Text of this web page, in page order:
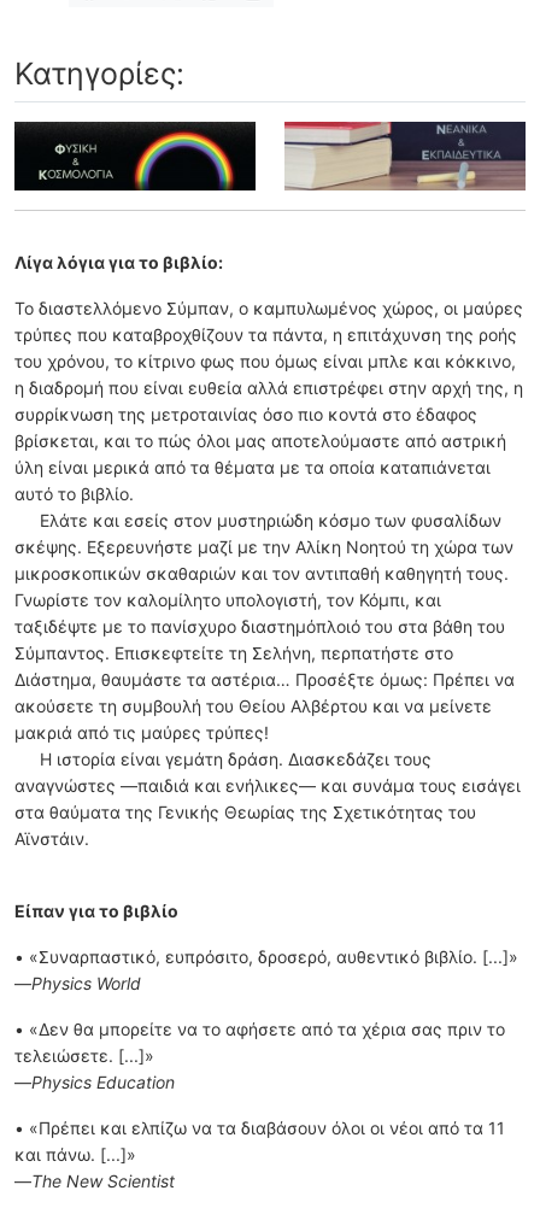
Κατηγορίες:
Λίγα λόγια για το βιβλίο:
Το διαστελλόµενο Σύµπαν, ο καµπυλωµένος χώρος, οι µαύρες
τρύπες που καταβροχθίζουν τα πάντα, η επιτάχυνση της ροής
του χρόνου, το κίτρινο φως που όµως είναι µπλε και κόκκινο,
η διαδροµή που είναι ευθεία αλλά επιστρέφει στην αρχή της, η
συρρίκνωση της µετροταινίας όσο πιο κοντά στο έδαφος
βρίσκεται, και το πώς όλοι µας αποτελούµαστε από αστρική
ύλη είναι µερικά από τα θέµατα µε τα οποία καταπιάνεται
αυτό το βιβλίο.
Ελάτε και εσείς στον µυστηριώδη κόσµο των φυσαλίδων
σκέψης. Εξερευνήστε µαζί µε την Αλίκη Νοητού τη χώρα των
µικροσκοπικών σκαθαριών και τον αντιπαθή καθηγητή τους.
Γνωρίστε τον καλοµίλητο υπολογιστή, τον Κόµπι, και
ταξιδέψτε µε το πανίσχυρο διαστηµόπλοιό του στα βάθη του
Σύµπαντος. Επισκεφτείτε τη Σελήνη, περπατήστε στο
Διάστηµα, θαυµάστε τα αστέρια… Προσέξτε όµως: Πρέπει να
ακούσετε τη συµβουλή του Θείου Αλβέρτου και να µείνετε
µακριά από τις µαύρες τρύπες!
Η ιστορία είναι γεµάτη δράση. Διασκεδάζει τους
αναγνώστες —παιδιά και ενήλικες— και συνάµα τους εισάγει
στα θαύµατα της Γενικής Θεωρίας της Σχετικότητας του
Αϊνστάιν.
Είπαν για το βιβλίο
• «Συναρπαστικό, ευπρόσιτο, δροσερό, αυθεντικό βιβλίο. [...]»
—Physics World
• «Δεν θα µπορείτε να το αφήσετε από τα χέρια σας πριν το
τελειώσετε. [...]»
—Physics Education
• «Πρέπει και ελπίζω να τα διαβάσουν όλοι οι νέοι από τα 11
και πάνω. [...]»
—The New Scientist